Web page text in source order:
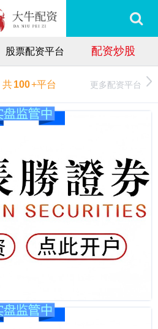
股票配资平台 配资炒股
共100+平台 更多配资平台